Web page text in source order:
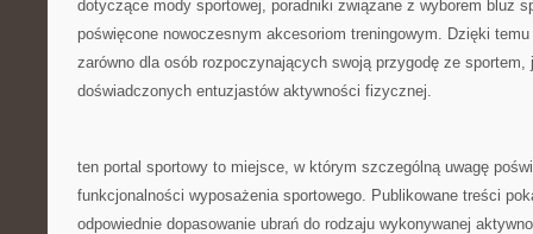
dotyczące mody sportowej, poradniki związane z wyborem bluz
poświęcone nowoczesnym akcesoriom treningowym. Dzięki
zarówno dla osób rozpoczynających swoją przygodę ze sportem,
doświadczonych entuzjastów aktywności fizycznej.
ten portal sportowy to miejsce, w którym szczególną uwagę
funkcjonalności wyposażenia sportowego. Publikowane treści
odpowiednie dopasowanie ubrań do rodzaju wykonywanej